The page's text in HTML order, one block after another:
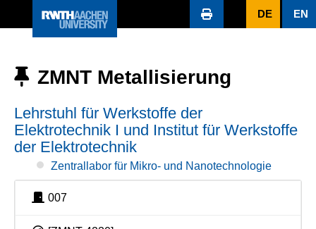
DE EN
ZMNT Metallisierung
Lehrstuhl für Werkstoffe der
Elektrotechnik I und Institut für Werkstoffe
der Elektrotechnik
Zentrallabor für Mikro- und Nanotechnologie
007